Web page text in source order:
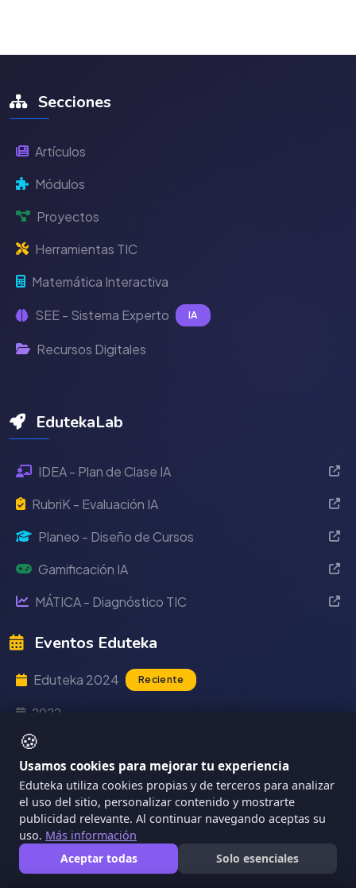
🍪
Usamos cookies para mejorar tu experiencia
Eduteka utiliza cookies propias y de terceros para analizar
el uso del sitio, personalizar contenido y mostrarte
publicidad relevante. Al continuar navegando aceptas su
uso. Más información
Aceptar todas
Solo esenciales
Secciones
Artículos
Módulos
Proyectos
Herramientas TIC
Matemática Interactiva
SEE - Sistema Experto IA
Recursos Digitales
EdutekaLab
IDEA - Plan de Clase IA
RubriK - Evaluación IA
Planeo - Diseño de Cursos
Gamificación IA
MÁTICA - Diagnóstico TIC
Eventos Eduteka
Eduteka 2024 Reciente
2022
2021
2020
Información